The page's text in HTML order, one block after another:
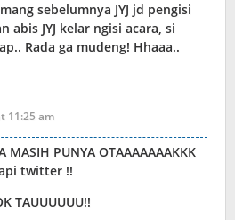
sebelumnya JYJ jd pengisi
abis JYJ kelar ngisi acara, si
Rada ga mudeng! Hhaaa..
11:25 am
PUNYA OTAAAAAAAKKK
twitter !!
TAUUUUUU!!